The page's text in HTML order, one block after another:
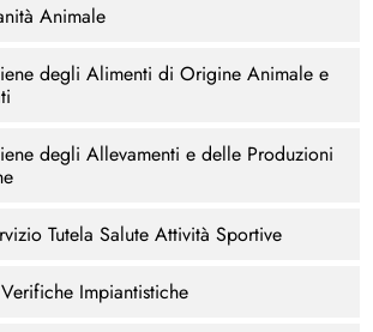
Animale
degli Alimenti di Origine Animale e
degli Allevamenti e delle Produzioni
Tutela Salute Attività Sportive
Impiantistiche